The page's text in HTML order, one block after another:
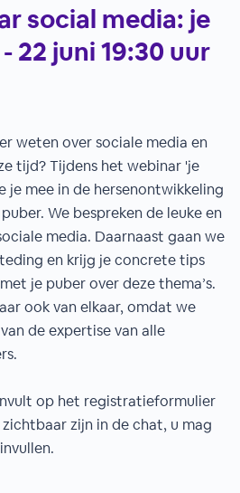
social media: je
22 juni 19:30 uur
weten over sociale media en
tijd? Tijdens het webinar 'je
je mee in de hersenontwikkeling
We bespreken de leuke en
media. Daarnaast gaan we
en krijg je concrete tips
je puber over deze thema’s.
ook van elkaar, omdat we
de expertise van alle
op het registratieformulier
zijn in de chat, u mag